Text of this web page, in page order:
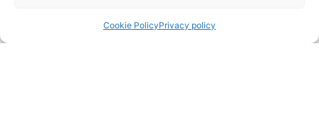
Cookie PolicyPrivacy policy